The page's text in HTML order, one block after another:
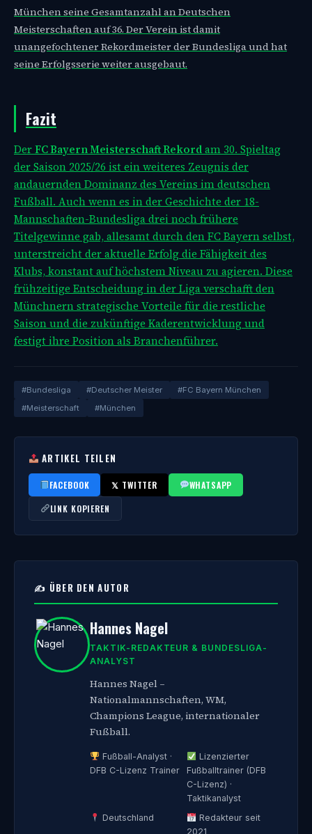
München seine Gesamtanzahl an Deutschen
Meisterschaften auf 36. Der Verein ist damit
unangefochtener Rekordmeister der Bundesliga und hat
seine Erfolgsserie weiter ausgebaut.
Fazit
DerFC Bayern Meisterschaft Rekordam 30. Spieltag
der Saison 2025/26 ist ein weiteres Zeugnis der
andauernden Dominanz des Vereins im deutschen
Fußball. Auch wenn es in der Geschichte der 18-
Mannschaften-Bundesliga drei noch frühere
Titelgewinne gab, allesamt durch den FC Bayern selbst,
unterstreicht der aktuelle Erfolg die Fähigkeit des
Klubs, konstant auf höchstem Niveau zu agieren. Diese
frühzeitige Entscheidung in der Liga verschafft den
Münchnern strategische Vorteile für die restliche
Saison und die zukünftige Kaderentwicklung und
festigt ihre Position als Branchenführer.
#Bundesliga #Deutscher Meister
#FC Bayern München
#Meisterschaft
#München
ARTIKEL TEILEN
FACEBOOK 𝕏 TWITTER
WHATSAPP
LINK KOPIEREN
✍️ ÜBER DEN AUTOR
Hannes Nagel
TAKTIK-REDAKTEUR & BUNDESLIGA-
ANALYST
Hannes Nagel –
Nationalmannschaften, WM,
Champions League, internationaler
Fußball.
Fußball-Analyst ·
DFB C-Lizenz Trainer
Lizenzierter
Fußballtrainer (DFB
C-Lizenz) ·
Taktikanalyst
Deutschland
Redakteur seit
2021